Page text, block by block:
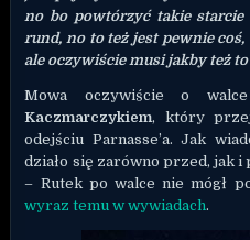
no bo powtórzyć takie
rund, no to też jest pewnie coś,
ale oczywiście musi jakby też
Mowa oczywiście o
Kaczmarczykiem, który
odejściu Parnasse’a. Jak
działo się zarówno przed, jak i
– Rutek po walce nie mógł
wyraz temu w wywiadach.